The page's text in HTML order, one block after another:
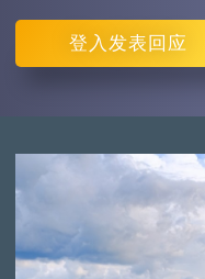
登入 发表回应